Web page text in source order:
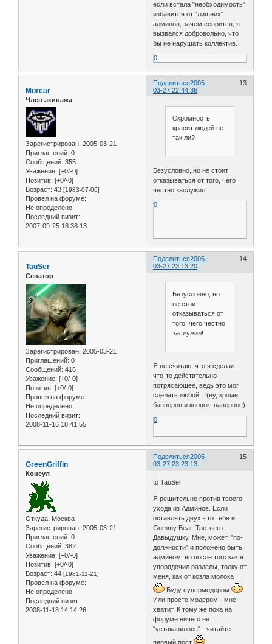
если встала "необходимость"
избавится от "лишних"
админов, зачем ссорится, я
вызвался добровольно, что
бы не нарушать коллектив.
0
Поделиться 13
2005-
03-27 22:44:36
Morcar
Член экипажа
Зарегистрирован: 2005-03-21
Приглашений: 0
Сообщений: 355
Уважение: [+0/-0]
Позитив: [+0/-0]
Возраст: 43 [1983-07-06]
Провел на форуме:
Не определено
Последний визит:
2007-09-25 18:38:13
Скромность
красит людей не
так ли?
Безусловно, но не стоит
отказываться от того, чего
честно заслужил!
0
Поделиться 14
2005-
03-27 23:13:20
TauSer
Сенатор
Зарегистрирован: 2005-03-21
Приглашений: 0
Сообщений: 416
Уважение: [+0/-0]
Позитив: [+0/-0]
Провел на форуме:
Не определено
Последний визит:
2008-11-16 18:41:55
Безусловно, но
не стоит
отказываться от
того, чего честно
заслужил!
Я не считаю, что я сделал
что-то действтельно
потрясающее, ведь это мог
сделать любой... (ну, кроме
баннеров и кнопок, наверное)
0
Поделиться 15
2005-
03-27 23:23:13
GreenGriffin
Консул
Откуда: Москва
Зарегистрирован: 2005-03-21
Приглашений: 0
Сообщений: 382
Уважение: [+0/-0]
Позитив: [+0/-0]
Возраст: 44 [1981-11-21]
Провел на форуме:
Не определено
Последний визит:
2008-11-18 14:14:26
to TauSer
Я решительно против твоего
ухода из Админов. Если
оставлять двух - то тебя и
Gummy Bear. Третьего -
Давыдушку. Мне, может, "по-
должности" и положено быть
админом, но после того как я
упорядочил разделы, толку от
меня, как от козла молока
Буду супермодером
Или просто модером - мне
хватит. К тому же пока на
форуме ничего не
"устаканилось" - читайте
первый пост